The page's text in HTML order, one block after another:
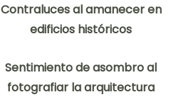
Contraluces al amanecer en
edificios históricos
Sentimiento de asombro al
fotografiar la arquitectura